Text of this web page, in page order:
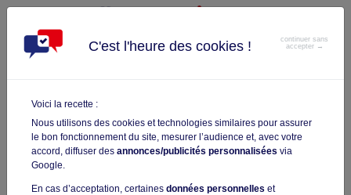
STATISTIQUES DES SCORES
D'EXCELLENCE TOEIC
NOMBRE D'EXAMENS TOEIC PASSÉS AVEC LA FORMATION
C'est l'heure des cookies !
continuer sans
accepter →
Voici la recette :
Nous utilisons des cookies et technologies similaires pour assurer
le bon fonctionnement du site, mesurer l’audience et, avec votre
accord, diffuser des annonces/publicités personnalisées via
Google.
En cas d’acceptation, certaines données personnelles et